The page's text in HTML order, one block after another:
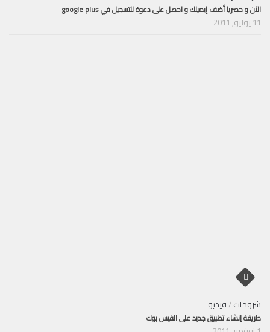
الآن و حصريا أضف إيميلك و احصل على دعوة للتسجيل في google plus
شروحات/فيديو
طريقة إنشاء تطبيق جديد على الفيس بوك